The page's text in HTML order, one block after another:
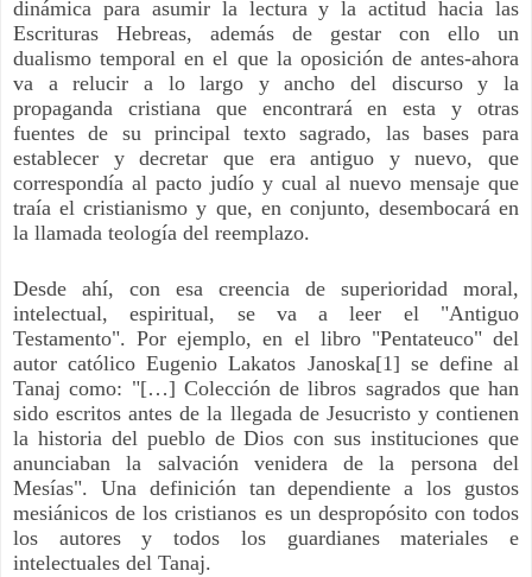
dinámica para asumir la lectura y la actitud hacia las
Escrituras Hebreas, además de gestar con ello un
dualismo temporal en el que la oposición de antes-ahora
va a relucir a lo largo y ancho del discurso y la
propaganda cristiana que encontrará en esta y otras
fuentes de su principal texto sagrado, las bases para
establecer y decretar que era antiguo y nuevo, que
correspondía al pacto judío y cual al nuevo mensaje que
traía el cristianismo y que, en conjunto, desembocará en
la llamada teología del reemplazo.
Desde ahí, con esa creencia de superioridad moral,
intelectual, espiritual, se va a leer el "Antiguo
Testamento". Por ejemplo, en el libro "Pentateuco" del
autor católico Eugenio Lakatos Janoska[1] se define al
Tanaj como: "[…] Colección de libros sagrados que han
sido escritos antes de la llegada de Jesucristo y contienen
la historia del pueblo de Dios con sus instituciones que
anunciaban la salvación venidera de la persona del
Mesías". Una definición tan dependiente a los gustos
mesiánicos de los cristianos es un despropósito con todos
los autores y todos los guardianes materiales e
intelectuales del Tanaj.